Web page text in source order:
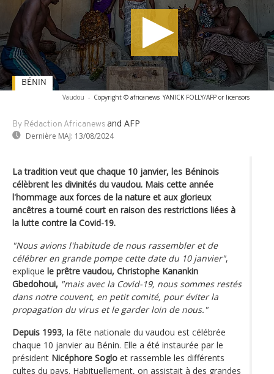
Vaudou - Copyright © africanews YANICK FOLLY/AFP or licensors
By Rédaction Africanews and AFP
Dernière MAJ: 13/08/2024
BÉNIN
La tradition veut que chaque 10 janvier, les Béninois
célèbrent les divinités du vaudou. Mais cette année
l'hommage aux forces de la nature et aux glorieux
ancêtres a tourné court en raison des restrictions liées à
la lutte contre la Covid-19.
"Nous avions l'habitude de nous rassembler et de
célébrer en grande pompe cette date du 10 janvier",
explique le prêtre vaudou, Christophe Kanankin
Gbedohoui, "mais avec la Covid-19, nous sommes restés
dans notre couvent, en petit comité, pour éviter la
propagation du virus et le garder loin de nous."
Depuis 1993, la fête nationale du vaudou est célébrée
chaque 10 janvier au Bénin. Elle a été instaurée par le
président Nicéphore Soglo et rassemble les différents
cultes du pays. Habituellement, on assistait à des grandes